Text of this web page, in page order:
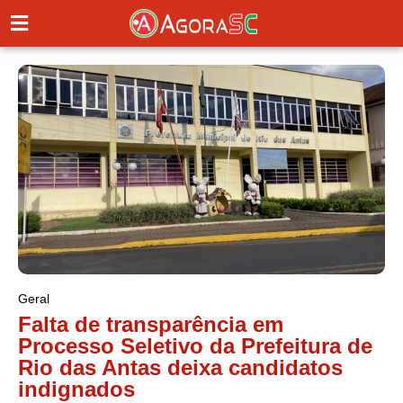
Geral
Falta de transparência em
Processo Seletivo da Prefeitura de
Rio das Antas deixa candidatos
indignados